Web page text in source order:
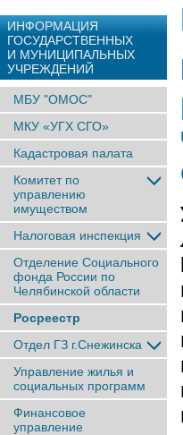
ИНФОРМАЦИЯ
ГОСУДАРСТВЕННЫХ
И МУНИЦИПАЛЬНЫХ
УЧРЕЖДЕНИЙ
МБУ "ОМОС"
МКУ «УГХ СГО»
Кадастровая палата
Комитет по
управлению
имуществом
Налоговая инспекция
Отделение Социального
фонда России по
Челябинской области
Росреестр
Отдел ГЗ г.Снежинска
Управление жилья и
социальных программ
Финансовое
управление